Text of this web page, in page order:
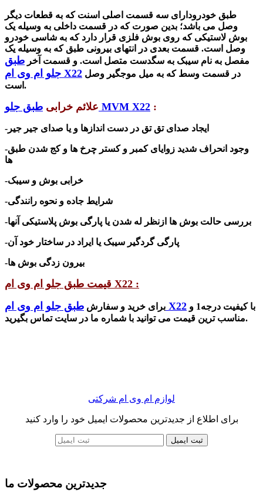
طبق خودرودارای سه قسمت اصلی اسنت که به قطعات دیگر
وصل می باشد؛ بدین صورت که در قسمت داخلی به وسیله یک
بوش لاستیکی که روی بوش فلزی قرار دارد که به شاسی خودرو
وصل است. قسمت بعدی در انتهای بیرونی طبق که به وسیله یک
مفصل به نام سیبک به سگدست متصل است. و قسمت آخر طبق
جلو ام وی ام X22
است.
علائم خرابی طبق جلو MVM X22 :
-ایجاد صدای تق تق در دست اندازها و یا صدای جیر جیر
-وجود انحراف شدید زوایای کمبر و کستر چرخ ها و کج شدن طبق
ها
-خرابی بوش و سیبک
-شرایط جاده و نحوه رانندگی
-بررسی حالت بوش ها ازنظر له شدن یا پارگی بوش پلاستیکی آنها
-پارگی گردگیر سیبک یا ایراد در ساختار خود آن
-بیرون زدگی بوش ها
قیمت طبق جلو ام وی ام X22 :
برای خرید و سفارش طبق جلو ام وی ام X22
مناسب ترین قیمت می توانید باشماره ما در سایت تماس بگیرید.
لوازم ام وی ام شرکتی
برای اطلاع از جدیدترین محصولات ایمیل خود را وارد کنید
ثبت ایمیل
جدیدترین محصولات ما